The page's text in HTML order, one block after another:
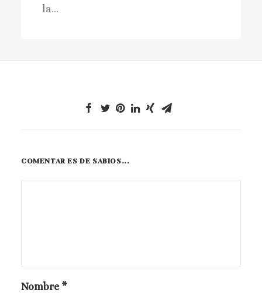
la…
COMENTAR ES DE SABIOS...
Nombre *